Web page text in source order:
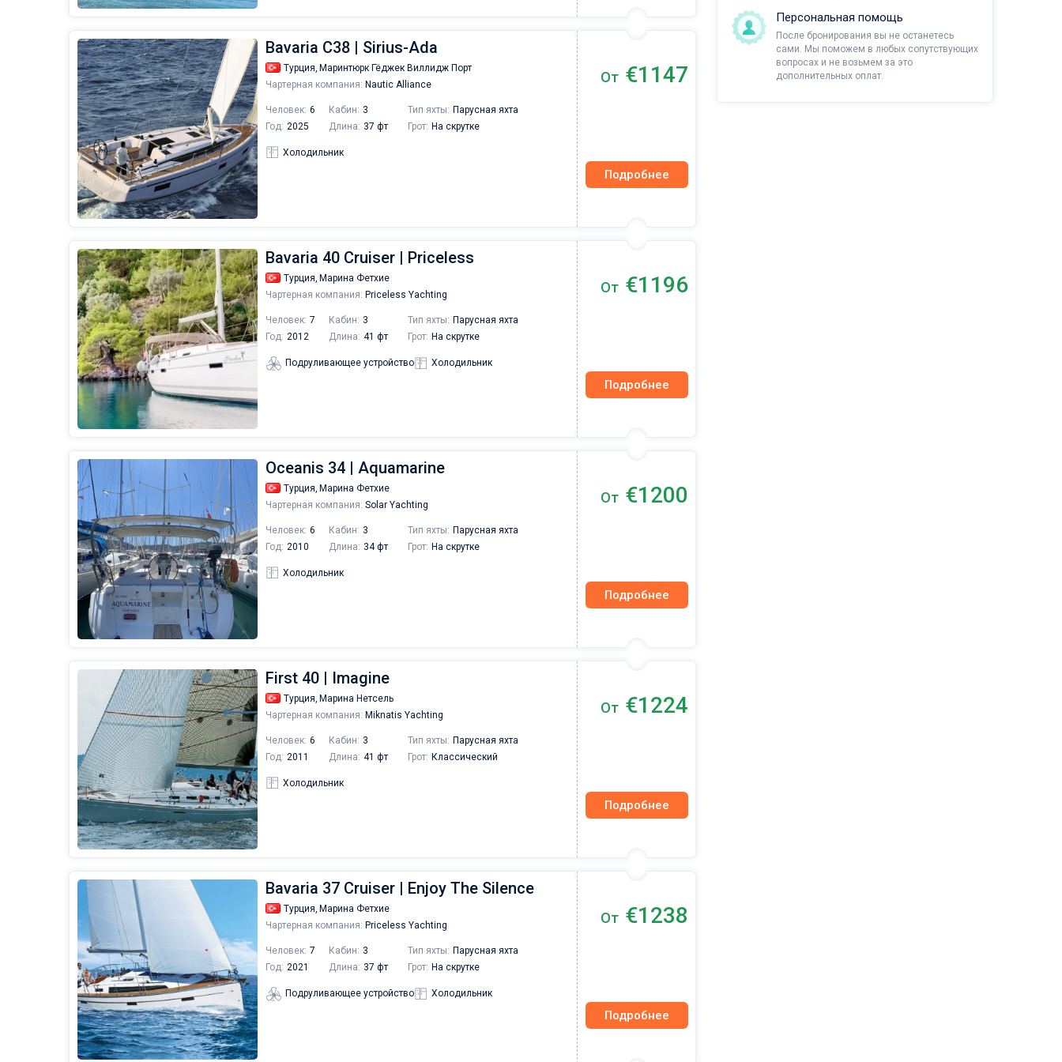
Bavaria C38 | Sirius-Ada
Турция, Маринтюрк Гёджек Виллидж Порт
Чартерная компания: Nautic Alliance
Человек: 6 Кабин: 3 Тип яхты: Парусная яхта
Год: 2025 Длина: 37 фт Грот: На скрутке
Холодильник
От €1147
Подробнее
Bavaria 40 Cruiser | Priceless
Турция, Марина Фетхие
Чартерная компания: Priceless Yachting
Человек: 7 Кабин: 3 Тип яхты: Парусная яхта
Год: 2012 Длина: 41 фт Грот: На скрутке
Подруливающее устройство Холодильник
От €1196
Подробнее
Oceanis 34 | Aquamarine
Турция, Марина Фетхие
Чартерная компания: Solar Yachting
Человек: 6 Кабин: 3 Тип яхты: Парусная яхта
Год: 2010 Длина: 34 фт Грот: На скрутке
Холодильник
От €1200
Подробнее
First 40 | Imagine
Турция, Марина Нетсель
Чартерная компания: Miknatis Yachting
Человек: 6 Кабин: 3 Тип яхты: Парусная яхта
Год: 2011 Длина: 41 фт Грот: Классический
Холодильник
От €1224
Подробнее
Bavaria 37 Cruiser | Enjoy The Silence
Турция, Марина Фетхие
Чартерная компания: Priceless Yachting
Человек: 7 Кабин: 3 Тип яхты: Парусная яхта
Год: 2021 Длина: 37 фт Грот: На скрутке
Подруливающее устройство Холодильник
От €1238
Подробнее
Персональная помощь
После бронирования вы не останетесь
сами. Мы поможем в любых сопутствующих
вопросах и не возьмем за это
дополнительных оплат.